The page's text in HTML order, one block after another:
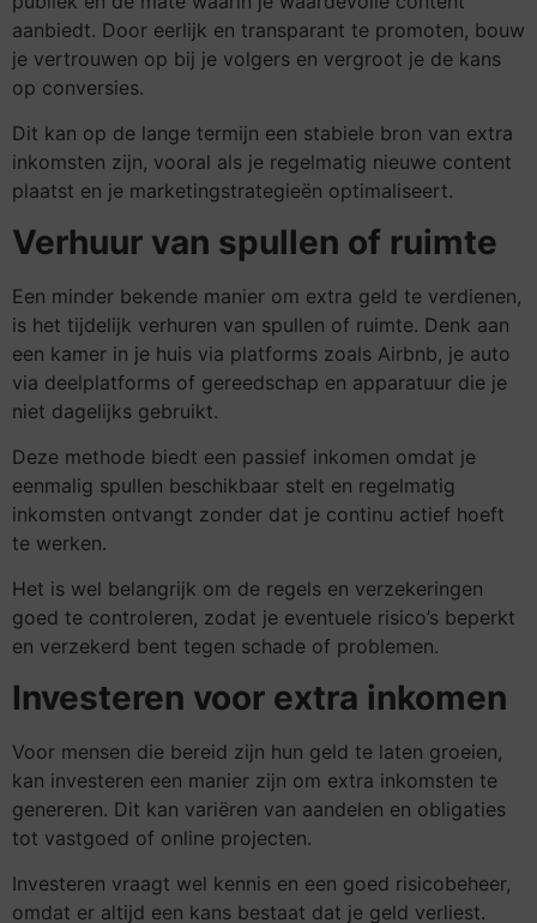
aanbiedt. Door eerlijk en transparant te promoten, bouw
je vertrouwen op bij je volgers en vergroot je de kans
op conversies.
Dit kan op de lange termijn een stabiele bron van extra
inkomsten zijn, vooral als je regelmatig nieuwe content
plaatst en je marketingstrategieën optimaliseert.
Verhuur van spullen of ruimte
Een minder bekende manier om extra geld te verdienen,
is het tijdelijk verhuren van spullen of ruimte. Denk aan
een kamer in je huis via platforms zoals Airbnb, je auto
via deelplatforms of gereedschap en apparatuur die je
niet dagelijks gebruikt.
Deze methode biedt een passief inkomen omdat je
eenmalig spullen beschikbaar stelt en regelmatig
inkomsten ontvangt zonder dat je continu actief hoeft
te werken.
Het is wel belangrijk om de regels en verzekeringen
goed te controleren, zodat je eventuele risico’s beperkt
en verzekerd bent tegen schade of problemen.
Investeren voor extra inkomen
Voor mensen die bereid zijn hun geld te laten groeien,
kan investeren een manier zijn om extra inkomsten te
genereren. Dit kan variëren van aandelen en obligaties
tot vastgoed of online projecten.
Investeren vraagt wel kennis en een goed risicobeheer,
omdat er altijd een kans bestaat dat je geld verliest.